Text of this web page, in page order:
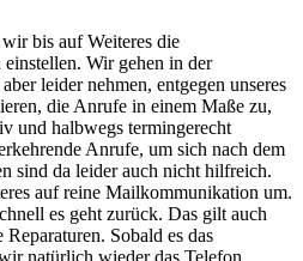
bis auf Weiteres die
Wir gehen in der
leider nehmen, entgegen unseres
die Anrufe in einem Maße zu,
und halbwegs termingerecht
Anrufe, um sich nach dem
sind da leider auch nicht hilfreich.
auf reine Mailkommunikation um.
es geht zurück. Das gilt auch
Sobald es das
natürlich wieder das Telefon